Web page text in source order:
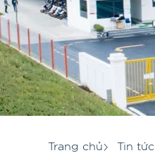
Trang chủ Tin tức